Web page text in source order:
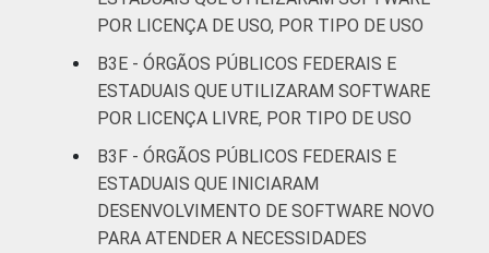
POR LICENÇA DE USO, POR TIPO DE USO
B3E - ÓRGÃOS PÚBLICOS FEDERAIS E
ESTADUAIS QUE UTILIZARAM SOFTWARE
POR LICENÇA LIVRE, POR TIPO DE USO
B3F - ÓRGÃOS PÚBLICOS FEDERAIS E
ESTADUAIS QUE INICIARAM
DESENVOLVIMENTO DE SOFTWARE NOVO
PARA ATENDER A NECESSIDADES